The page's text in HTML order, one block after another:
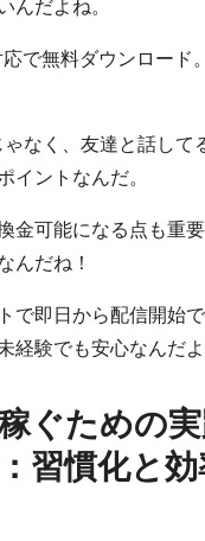
んだよね。
で無料ダウンロード
なく、友達と話して
イントなんだ。
金可能になる点も重
んだね！
で即日から配信開始
経験でも安心なんだよ
ぐための
習慣化と